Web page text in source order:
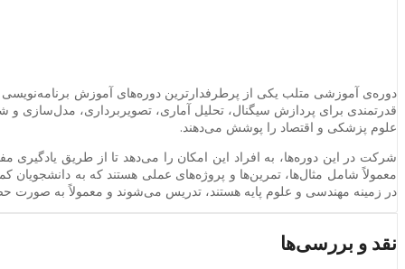
دوره‌ی آموزشی متلب یکی از پرطرفدارترین دوره‌های آموزش
قدرتمندی برای پردازش سیگنال، تحلیل آماری، تصویربرداری، مدل‌سازی
علوم پزشکی و اقتصاد را پوشش می‌دهند.
شرکت در این دوره‌ها، به افراد این امکان را می‌دهد تا از طریق یادگیری
معمولاً شامل مثال‌ها، تمرین‌ها و پروژه‌های عملی هستند که به
در زمینه مهندسی و علوم پایه هستند، تدریس می‌شوند و معمولاً به صورت
نقد و بررسی‌ها